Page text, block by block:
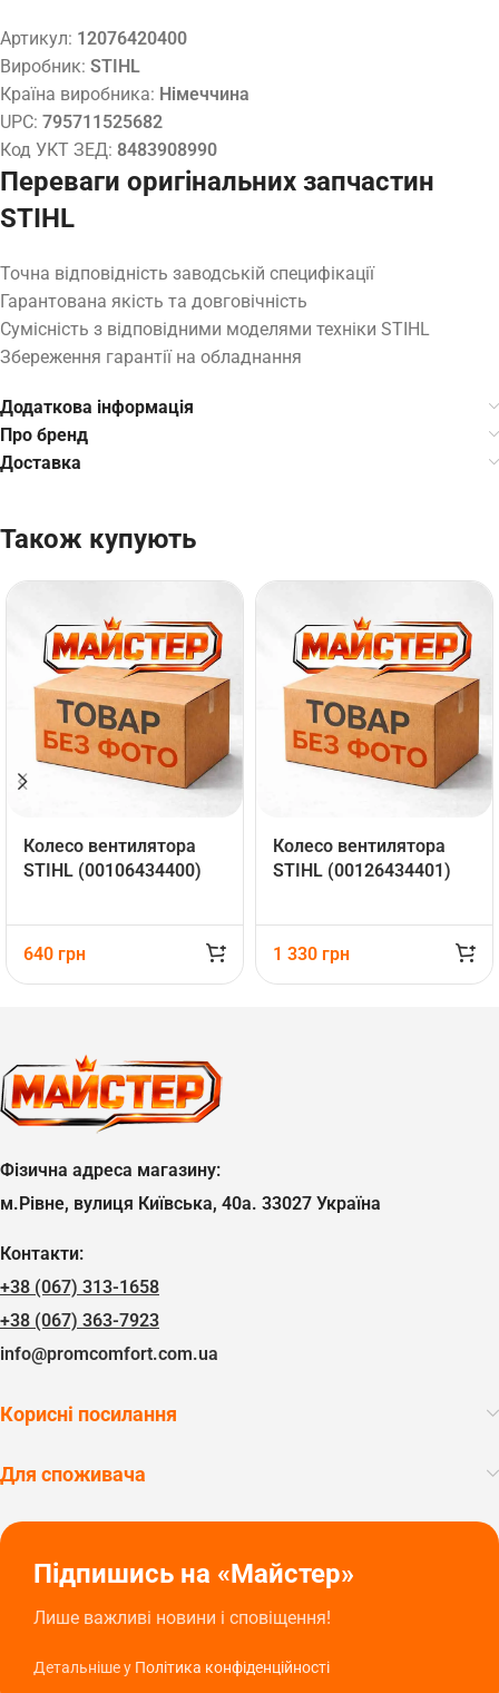
Артикул: 12076420400
Виробник: STIHL
Країна виробника: Німеччина
UPC: 795711525682
Код УКТ ЗЕД: 8483908990
Переваги оригінальних запчастин
STIHL
Точна відповідність заводській специфікації
Гарантована якість та довговічність
Сумісність з відповідними моделями техніки STIHL
Збереження гарантії на обладнання
Додаткова інформація
Про бренд
Доставка
Також купують
Колесо вентилятора
STIHL (00106434400)
640 грн
Колесо вентилятора
STIHL (00126434401)
1 330 грн
Фізична адреса магазину:
м.Рівне, вулиця Київська, 40а. 33027 Україна
Контакти:
+38 (067) 313-1658
+38 (067) 363-7923
info@promcomfort.com.ua
Корисні посилання
Для споживача
Підпишись на «Майстер»
Лише важливі новини і сповіщення!
Детальніше у Політика конфіденційності